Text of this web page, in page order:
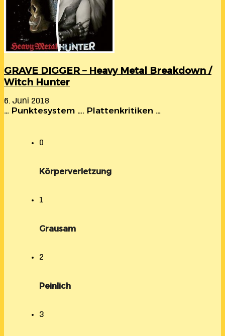
GRAVE DIGGER – Heavy Metal Breakdown /
Witch Hunter
6. Juni 2018
… Punktesystem …. Plattenkritiken …
0
Körperverletzung
1
Grausam
2
Peinlich
3